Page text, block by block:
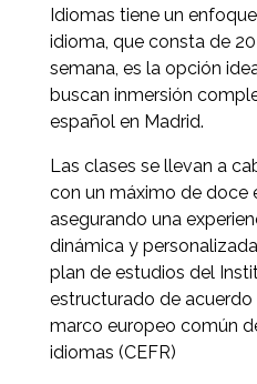
Idiomas tiene un
idioma, que consta de
semana, es la opción
buscan inmersión
español en Madrid.
Las clases se llevan a
con un máximo de doce
asegurando una
dinámica y
plan de estudios del
estructurado de
marco europeo común
idiomas (CEFR)